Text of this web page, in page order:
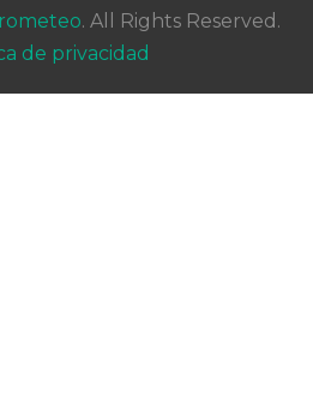
. All Rights Reserved.
de privacidad